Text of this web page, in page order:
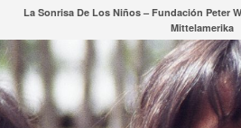
Zum
springen
La Sonrisa De Los Niños – Fundación Peter
Mittelamerika